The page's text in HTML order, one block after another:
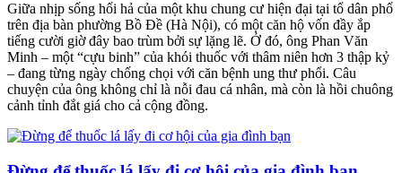
Giữa nhịp sống hối hả của một khu chung cư hiện đại tại tổ dân phố
trên địa bàn phường Bồ Đề (Hà Nội), có một căn hộ vốn đầy ắp
tiếng cười giờ đây bao trùm bởi sự lặng lẽ. Ở đó, ông Phan Văn
Minh – một “cựu binh” của khói thuốc với thâm niên hơn 3 thập kỷ
– đang từng ngày chống chọi với căn bệnh ung thư phổi. Câu
chuyện của ông không chỉ là nỗi đau cá nhân, mà còn là hồi chuông
cảnh tỉnh đắt giá cho cả cộng đồng.